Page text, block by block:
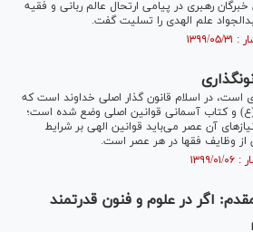
رهبری در پیامی ارتحال عالم ربانی و فقیه
علم الهدی را تسلیت گفت.
است، در اسلام قانون گذار اصلی خداوند است که
(ع) و کتاب آسمانی قوانین اصلی وضع شده است؛
آن عصر می‌باید قوانین الهی بر شرایط
از وظایف فقها در هر عصر است.
اگر در علوم و فنون قدرتمند